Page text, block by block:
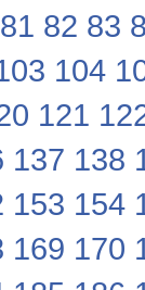
81 82 83
104
121
137 138
153 154
169 170